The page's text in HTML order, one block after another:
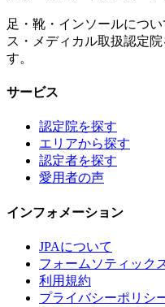
足・靴・インソールにつ
ス・メディカル取扱認定
す。
サービス
認定院を探す
エリアから探す
認定者を探す
愛用者の声
インフォメーション
JPAについて
フォームソティック
利用規約
プライバシーポリシ